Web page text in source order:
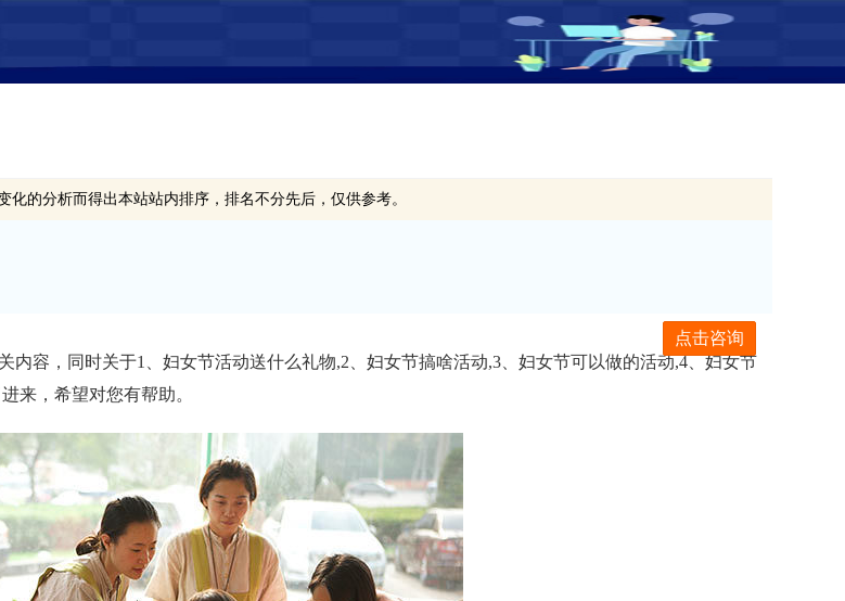
的分析而得出本站站内排序，排名不分先后，仅供参考。
点击咨询
内容，同时关于1、妇女节活动送什么礼物,2、妇女节搞啥活动,3、妇女节可以做的活动,4、妇女节
来，希望对您有帮助。